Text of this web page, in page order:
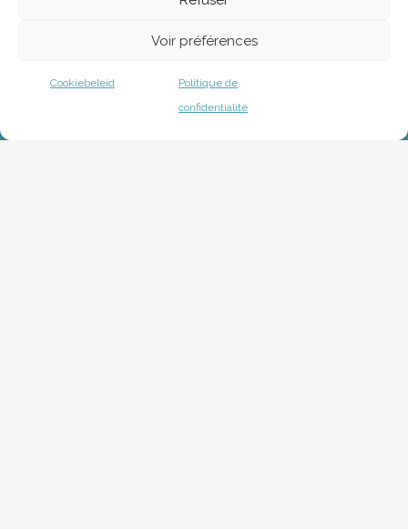
Voir préférences
Cookiebeleid
Politique de
confidentialité